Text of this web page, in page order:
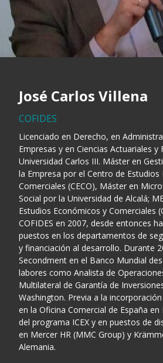
José Carlos Villena
COFIDES
Licenciado en Derecho, en
Empresas y en Ciencias Actuariales y
Universidad Carlos III. Máster en
la Empresa por el Centro de Estudios
Comerciales (CECO), Máster en
Social por la Universidad de Alcalá;
Estudios Económicos y Comerciales
COFIDES en 2007, desde entonces
puestos en los departamentos de
y financiación al desarrollo. Durante
Secondment en el Banco Mundial
labores como Analista de
Multilateral de Garantía de
Washington. Previa a la
en la Oficina Comercial de España
del programa ICEX y en puestos de
en Mercer HR (MMC Group) y
Alemania.